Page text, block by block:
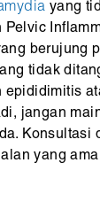
yang
Pelvic
berujung
tidak
epididimitis
jangan
Konsultasi
yang